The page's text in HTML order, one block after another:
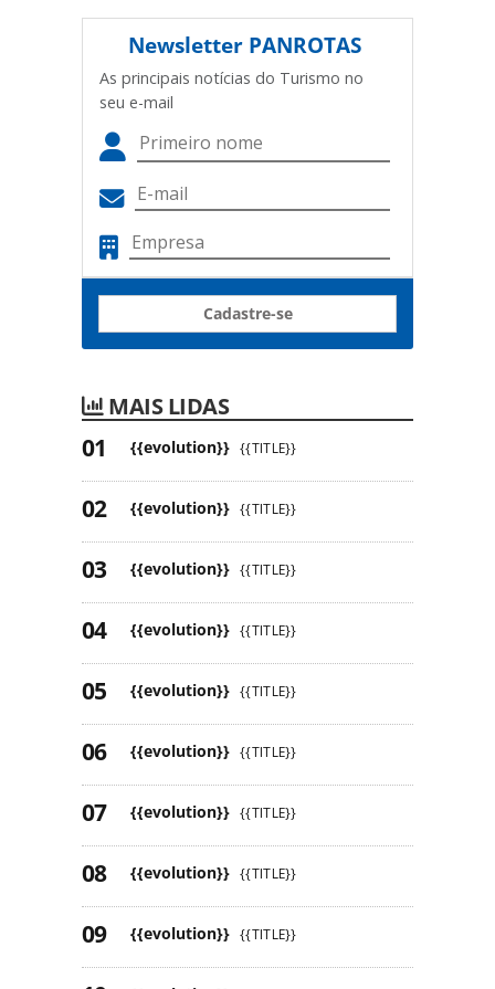
Newsletter PANROTAS
As principais notícias do Turismo no
seu e-mail
Cadastre-se
MAIS LIDAS
{{evolution}} {{TITLE}}
{{evolution}} {{TITLE}}
{{evolution}} {{TITLE}}
{{evolution}} {{TITLE}}
{{evolution}} {{TITLE}}
{{evolution}} {{TITLE}}
{{evolution}} {{TITLE}}
{{evolution}} {{TITLE}}
{{evolution}} {{TITLE}}